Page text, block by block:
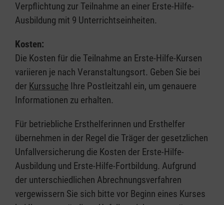
Verpflichtung zur Teilnahme an einer Erste-Hilfe-
Ausbildung mit 9 Unterrichtseinheiten.
Kosten:
Die Kosten für die Teilnahme an Erste-Hilfe-Kursen
variieren je nach Veranstaltungsort. Geben Sie bei
der Kurssuche Ihre Postleitzahl ein, um genauere
Informationen zu erhalten.
Für betriebliche Ersthelferinnen und Ersthelfer
übernehmen in der Regel die Träger der gesetzlichen
Unfallversicherung die Kosten der Erste-Hilfe-
Ausbildung und Erste-Hilfe-Fortbildung. Aufgrund
der unterschiedlichen Abrechnungsverfahren
vergewissern Sie sich bitte vor Beginn eines Kurses